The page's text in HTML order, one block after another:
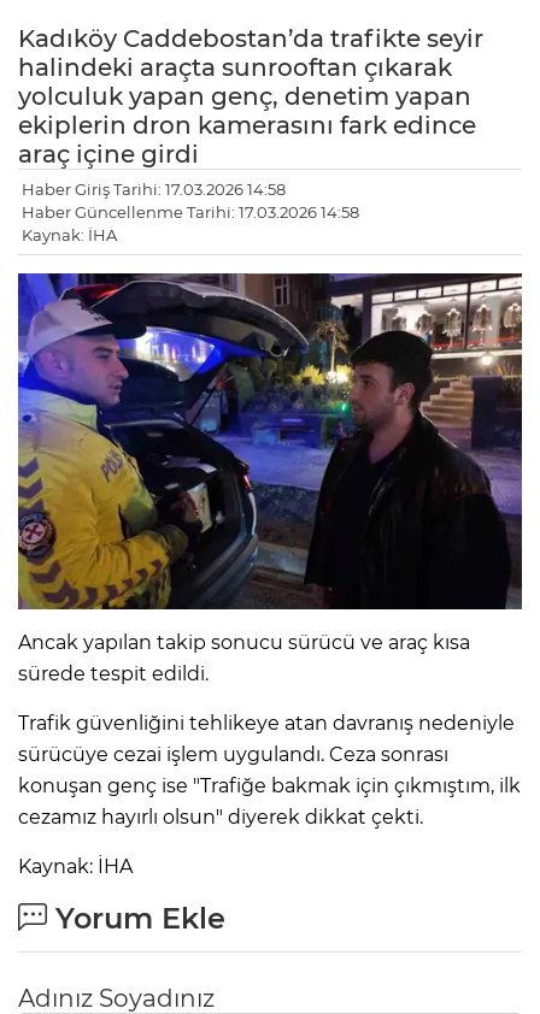
Kadıköy Caddebostan’da trafikte seyir
halindeki araçta sunrooftan çıkarak
yolculuk yapan genç, denetim yapan
ekiplerin dron kamerasını fark edince
araç içine girdi
Haber Giriş Tarihi: 17.03.2026 14:58
Haber Güncellenme Tarihi: 17.03.2026 14:58
Kaynak: İHA
Ancak yapılan takip sonucu sürücü ve araç kısa
sürede tespit edildi.
Trafik güvenliğini tehlikeye atan davranış nedeniyle
sürücüye cezai işlem uygulandı. Ceza sonrası
konuşan genç ise "Trafiğe bakmak için çıkmıştım, ilk
cezamız hayırlı olsun" diyerek dikkat çekti.
Kaynak: İHA
Yorum Ekle
Adınız Soyadınız